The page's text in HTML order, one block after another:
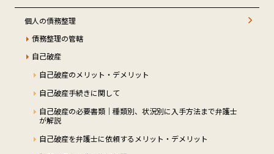
個人の債務整理
債務整理の管轄
自己破産
自己破産のメリット・デメリット
自己破産手続きに関して
自己破産の必要書類｜種類別、状況別に入手方法まで弁護士
が解説
自己破産を弁護士に依頼するメリット・デメリット